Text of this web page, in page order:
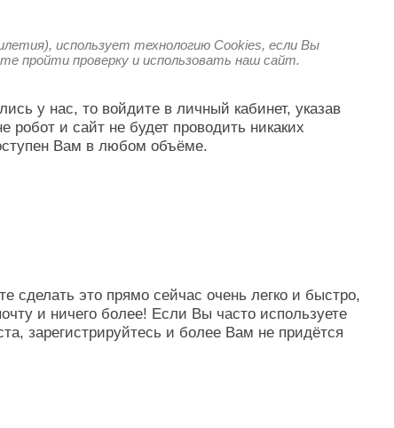
использует технологию Cookies, если Вы
пройти проверку и использовать наш сайт.
у нас, то войдите в личный кабинет, указав
и сайт не будет проводить никаких
Вам в любом объёме.
это прямо сейчас очень легко и быстро,
и ничего более! Если Вы часто используете
зарегистрируйтесь и более Вам не придётся